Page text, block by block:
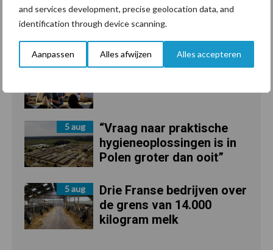
and services development, precise geolocation data, and
identification through device scanning.
Aanpassen Alles afwijzen Alles accepteren
6 aug
Tien praktische tips voor
5 aug
“Vraag naar praktische
hygieneoplossingen is in
Polen groter dan ooit”
5 aug
Drie Franse bedrijven over
de grens van 14.000
kilogram melk